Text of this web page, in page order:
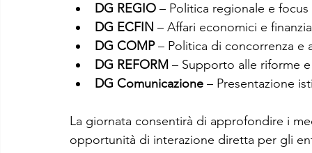
DG REGIO – Politica regionale e focus
DG ECFIN – Affari economici e
DG COMP – Politica di concorrenza e
DG REFORM – Supporto alle riforme
DG Comunicazione – Presentazione
La giornata consentirà di approfondire i
opportunità di interazione diretta per gli